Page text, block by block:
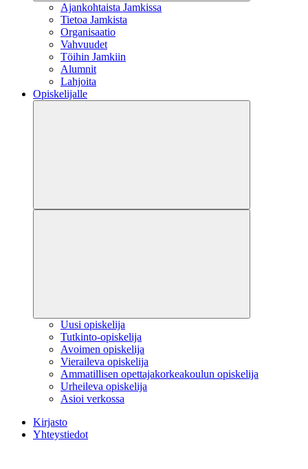
Ajankohtaista Jamkissa
Tietoa Jamkista
Organisaatio
Vahvuudet
Töihin Jamkiin
Alumnit
Lahjoita
Opiskelijalle
Uusi opiskelija
Tutkinto-opiskelija
Avoimen opiskelija
Vieraileva opiskelija
Ammatillisen opettajakorkeakoulun opiskelija
Urheileva opiskelija
Asioi verkossa
Kirjasto
Yhteystiedot